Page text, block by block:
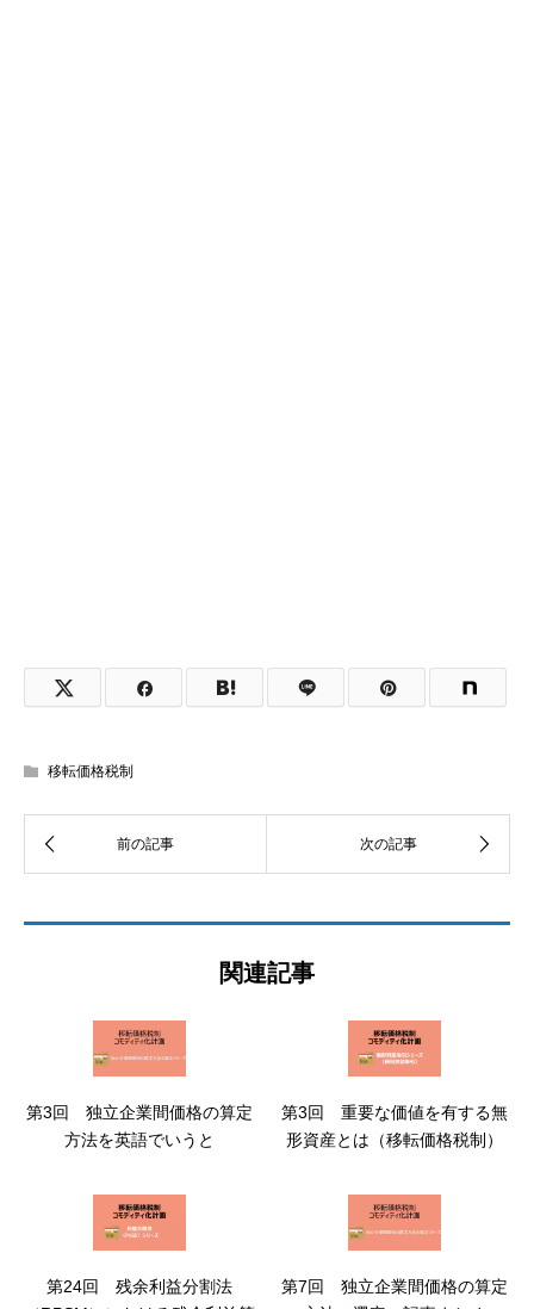
移転価格税制
関連記事
第3回 独立企業間価格の算定
方法を英語でいうと
第3回 重要な価値を有する無
形資産とは（移転価格税制）
第24回 残余利益分割法
第7回 独立企業間価格の算定